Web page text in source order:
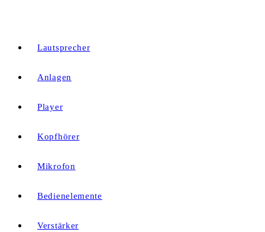
Lautsprecher
Anlagen
Player
Kopfhörer
Mikrofon
Bedienelemente
Verstärker